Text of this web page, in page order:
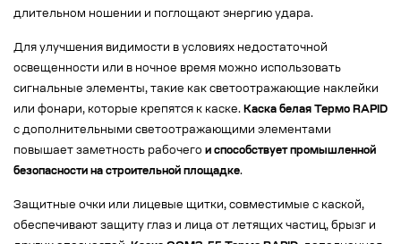
длительном ношении и поглощают энергию удара.
Для улучшения видимости в условиях недостаточной
освещенности или в ночное время можно использовать
сигнальные элементы, такие как светоотражающие наклейки
или фонари, которые крепятся к каске. Каска белая Термо RAPID
с дополнительными светоотражающими элементами
повышает заметность рабочего и способствует промышленной
безопасности на строительной площадке.
Защитные очки или лицевые щитки, совместимые с каской,
обеспечивают защиту глаз и лица от летящих частиц, брызг и